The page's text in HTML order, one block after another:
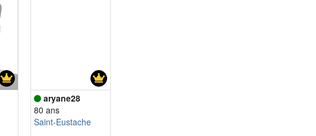
aryane28
80 ans
Saint-Eustache